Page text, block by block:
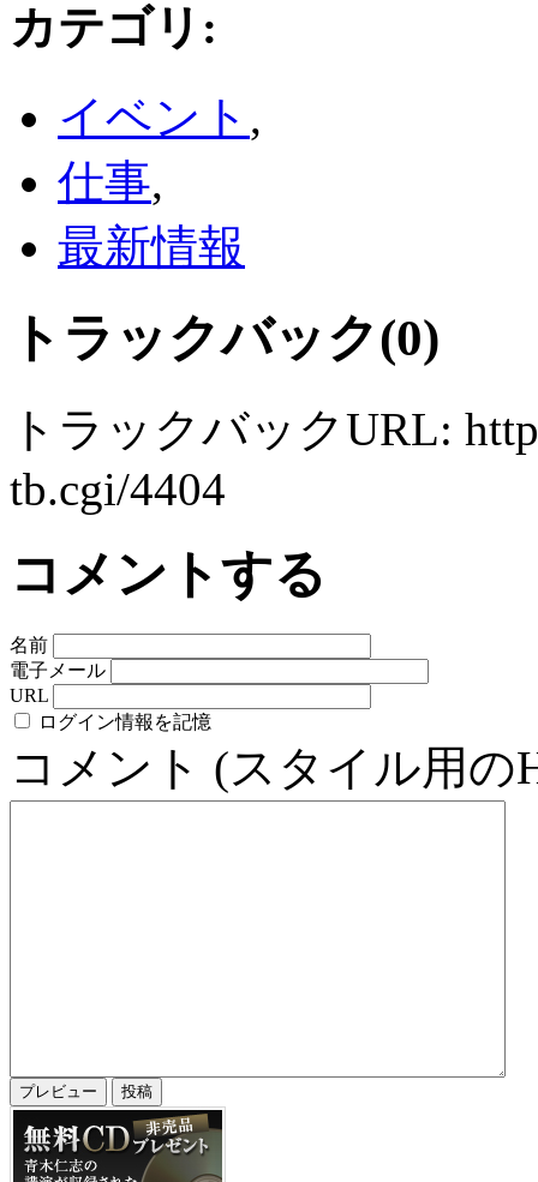
カテゴリ :
イベント ,
仕事,
最新情報
トラックバック(0)
トラックバックURL:
tb.cgi/4404
コメントする
名前
電子メール
URL
ログイン情報を記憶
コメント (スタイル用